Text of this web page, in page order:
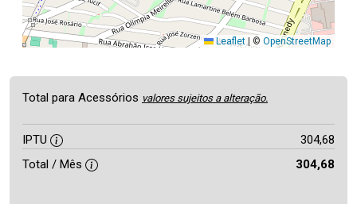
Leaflet | © OpenStreetMap
Total para Acessórios valores sujeitos a alteração.
IPTU
304,68
Total / Mês
304,68